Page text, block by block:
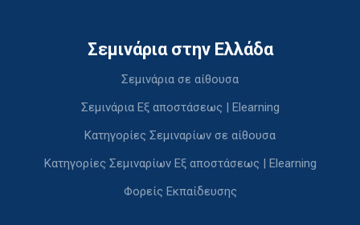
Σεμινάρια στην Ελλάδα
Σεμινάρια σε αίθουσα
Σεμινάρια Εξ αποστάσεως | Elearning
Κατηγορίες Σεμιναρίων σε αίθουσα
Κατηγορίες Σεμιναρίων Εξ αποστάσεως | Elearning
Φορείς Εκπαίδευσης